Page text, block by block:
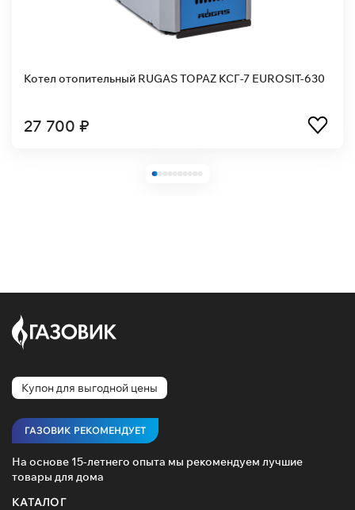
RUGAS TOPAZ КСГ-7 EUROSIT-630
Котел
35 350
Купон для выгодной цены
ГАЗОВИК РЕКОМЕНДУЕТ
На основе 15-летнего опыта мы рекомендуем лучшие
товары для дома
КАТАЛОГ